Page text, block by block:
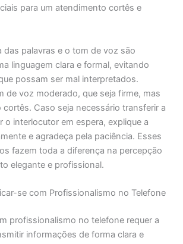
para um atendimento cortês e
das palavras e o tom de voz são
linguagem clara e formal, evitando
possam ser mal interpretados.
de voz moderado, que seja firme, mas
Caso seja necessário transferir a
o interlocutor em espera, explique a
e agradeça pela paciência. Esses
fazem toda a diferença na percepção
elegante e profissional.
se com Profissionalismo no Telefone
profissionalismo no telefone requer a
informações de forma clara e